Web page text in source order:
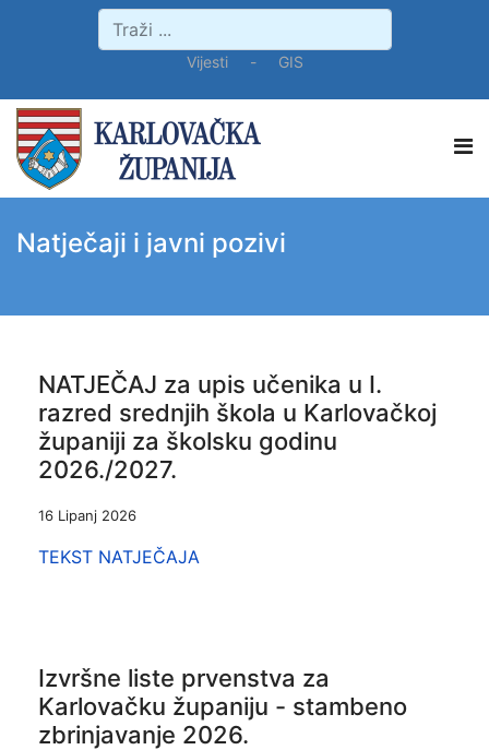
Vijesti- GIS
Natječaji i javni pozivi
NATJEČAJ za upis učenika u I.
razred srednjih škola u Karlovačkoj
županiji za školsku godinu
2026./2027.
16 Lipanj 2026
TEKST NATJEČAJA
Izvršne liste prvenstva za
Karlovačku županiju - stambeno
zbrinjavanje 2026.